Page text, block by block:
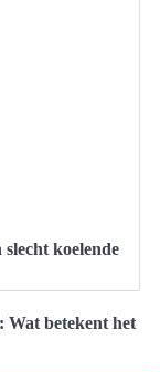
koelende
Wat betekent het